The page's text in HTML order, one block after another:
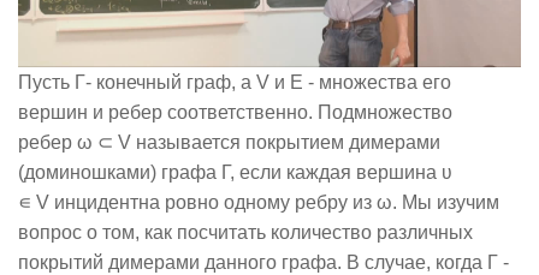
Пусть Γ- конечный граф, а V и E - множества его
вершин и ребер соответственно. Подмножество
ребер ω ⊂ V называется покрытием димерами
(доминошками) графа Γ, если каждая вершина ʋ
∊ V инцидентна ровно одному ребру из ω. Мы изучим
вопрос о том, как посчитать количество различных
покрытий димерами данного графа. В случае, когда Γ -